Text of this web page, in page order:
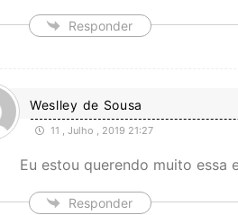
Responder
Weslley de Sousa
11 , Julho , 2019 21:27
Eu estou querendo muito essa
Responder